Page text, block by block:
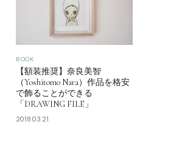
BOOK
【額装推奨】奈良美智
（Yoshitomo Nara）作品を格安
で飾ることができる
「DRAWING FILE」
2018.03.21